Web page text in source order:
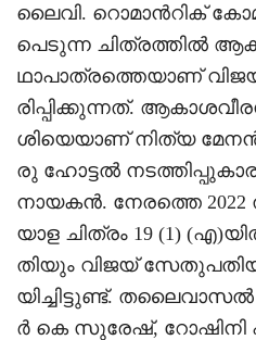
ലൈവി. റൊമാൻറിക്
പെടുന്ന ചിത്രത്തിൽ
ഥാപാത്രത്തെയാണ്
രിപ്പിക്കുന്നത്.
ശിയെയാണ് നിത്യ മേനൻ
രു ഹോട്ടൽ
നായകൻ. നേരത്തെ
യാള ചിത്രം 19 (1)
തിയും വിജയ്
യിച്ചിട്ടുണ്ട്.
ർ കെ സുരേഷ്, റോഷിനി